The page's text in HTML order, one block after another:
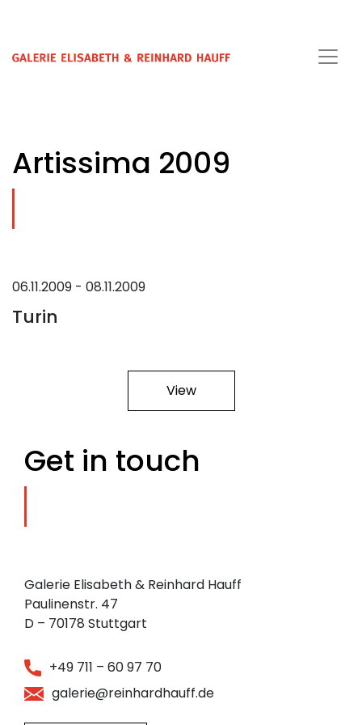
Artissima 2009
06.11.2009 - 08.11.2009
Turin
View
Get in touch
Galerie Elisabeth & Reinhard Hauff
Paulinenstr. 47
D – 70178 Stuttgart
+49 711 – 60 97 70
galerie@reinhardhauff.de